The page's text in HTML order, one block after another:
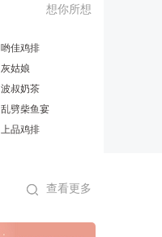
想你所想
哟佳鸡排
灰姑娘
波叔奶茶
乱劈柴鱼宴
上品鸡排
查看更多